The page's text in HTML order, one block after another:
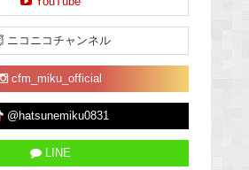
ニコニコチャンネル
cfm_miku_official
@hatsunemiku0831
LINE